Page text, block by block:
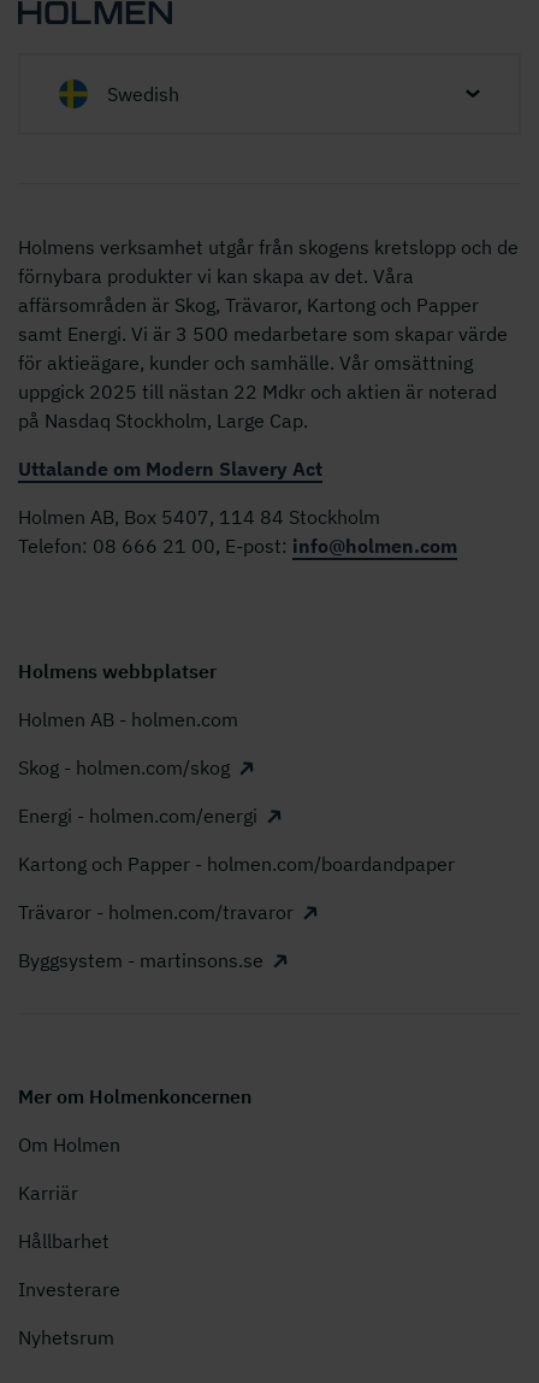
Swedish
Holmens verksamhet utgår från skogens kretslopp och de
förnybara produkter vi kan skapa av det. Våra
affärsområden är Skog, Trävaror, Kartong och Papper
samt Energi. Vi är 3 500 medarbetare som skapar värde
för aktieägare, kunder och samhälle. Vår omsättning
uppgick 2025 till nästan 22 Mdkr och aktien är noterad
på Nasdaq Stockholm, Large Cap.
Uttalande om Modern Slavery Act
Holmen AB, Box 5407, 114 84 Stockholm
Telefon: 08 666 21 00, E-post: info@holmen.com
Holmens webbplatser
Holmen AB - holmen.com
Skog - holmen.com/skog
Energi - holmen.com/energi
Kartong och Papper - holmen.com/boardandpaper
Trävaror - holmen.com/travaror
Byggsystem - martinsons.se
Mer om Holmenkoncernen
Om Holmen
Karriär
Hållbarhet
Investerare
Nyhetsrum